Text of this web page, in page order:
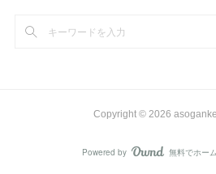
(
Copyright © 2026
Powered by 無料でホー